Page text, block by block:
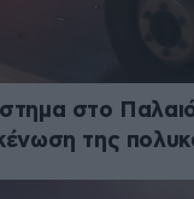
στο
της